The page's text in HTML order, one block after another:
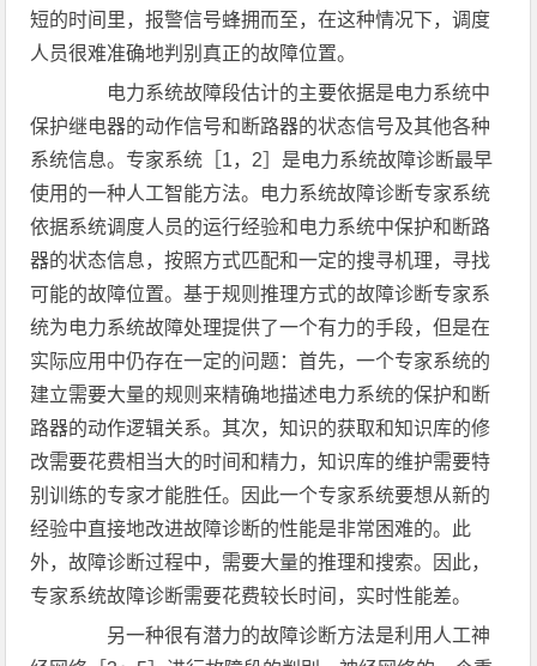
短的时间里，报警信号蜂拥而至，在这种情况下，调度
人员很难准确地判别真正的故障位置。
电力系统故障段估计的主要依据是电力系统中
保护继电器的动作信号和断路器的状态信号及其他各种
系统信息。专家系统［1，2］是电力系统故障诊断最早
使用的一种人工智能方法。电力系统故障诊断专家系统
依据系统调度人员的运行经验和电力系统中保护和断路
器的状态信息，按照方式匹配和一定的搜寻机理，寻找
可能的故障位置。基于规则推理方式的故障诊断专家系
统为电力系统故障处理提供了一个有力的手段，但是在
实际应用中仍存在一定的问题：首先，一个专家系统的
建立需要大量的规则来精确地描述电力系统的保护和断
路器的动作逻辑关系。其次，知识的获取和知识库的修
改需要花费相当大的时间和精力，知识库的维护需要特
别训练的专家才能胜任。因此一个专家系统要想从新的
经验中直接地改进故障诊断的性能是非常困难的。此
外，故障诊断过程中，需要大量的推理和搜索。因此，
专家系统故障诊断需要花费较长时间，实时性能差。
另一种很有潜力的故障诊断方法是利用人工神